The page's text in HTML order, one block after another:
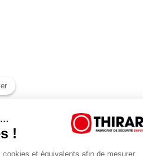
!
et équivalents afin de mesurer